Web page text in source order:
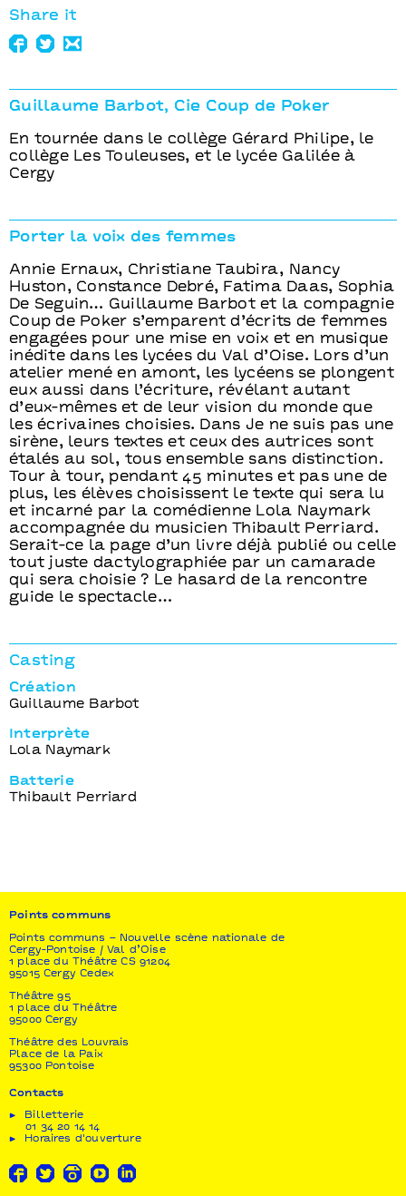
Guillaume Barbot, Cie Coup de Poker
En tournée dans le collège Gérard Philipe, le
collège Les Touleuses, et le lycée Galilée à
Cergy
Porter la voix des femmes
Annie Ernaux, Christiane Taubira, Nancy
Huston, Constance Debré, Fatima Daas, Sophia
De Seguin… Guillaume Barbot et la compagnie
Coup de Poker s’emparent d’écrits de femmes
engagées pour une mise en voix et en musique
inédite dans les lycées du Val d’Oise. Lors d’un
atelier mené en amont, les lycéens se plongent
eux aussi dans l’écriture, révélant autant
d’eux-mêmes et de leur vision du monde que
les écrivaines choisies. Dans Je ne suis pas une
sirène, leurs textes et ceux des autrices sont
étalés au sol, tous ensemble sans distinction.
Tour à tour, pendant 45 minutes et pas une de
plus, les élèves choisissent le texte qui sera lu
et incarné par la comédienne Lola Naymark
accompagnée du musicien Thibault Perriard.
Serait-ce la page d’un livre déjà publié ou celle
tout juste dactylographiée par un camarade
qui sera choisie ? Le hasard de la rencontre
guide le spectacle…
Casting
Création
Guillaume Barbot
Interprète
Lola Naymark
Batterie
Thibault Perriard
Share it
Points communs
Points communs – Nouvelle scène nationale de
Cergy-Pontoise / Val d’Oise
1 place du Théâtre CS 91204
95015 Cergy Cedex
Théâtre 95
1 place du Théâtre
95000 Cergy
Théâtre des Louvrais
Place de la Paix
95300 Pontoise
Contacts
Billetterie
01 34 20 14 14
Horaires d'ouverture